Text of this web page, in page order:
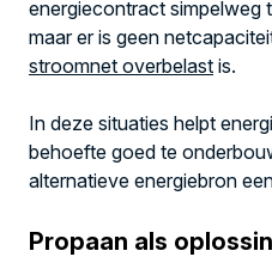
energiecontract simpelweg
maar er is geen
stroomnet overbelast is.
In deze situaties helpt
behoefte goed te
alternatieve energiebron
Propaan als